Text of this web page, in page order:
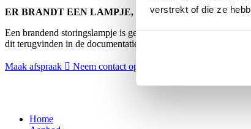
verstrekt of die ze
ER BRANDT EEN LAMPJE, WAT NU?
Een brandend storingslampje is geen reden tot paniek. Over
dit terugvinden in de documentatie van uw auto. Bij twijfel
Maak afspraak Neem contact op
Home